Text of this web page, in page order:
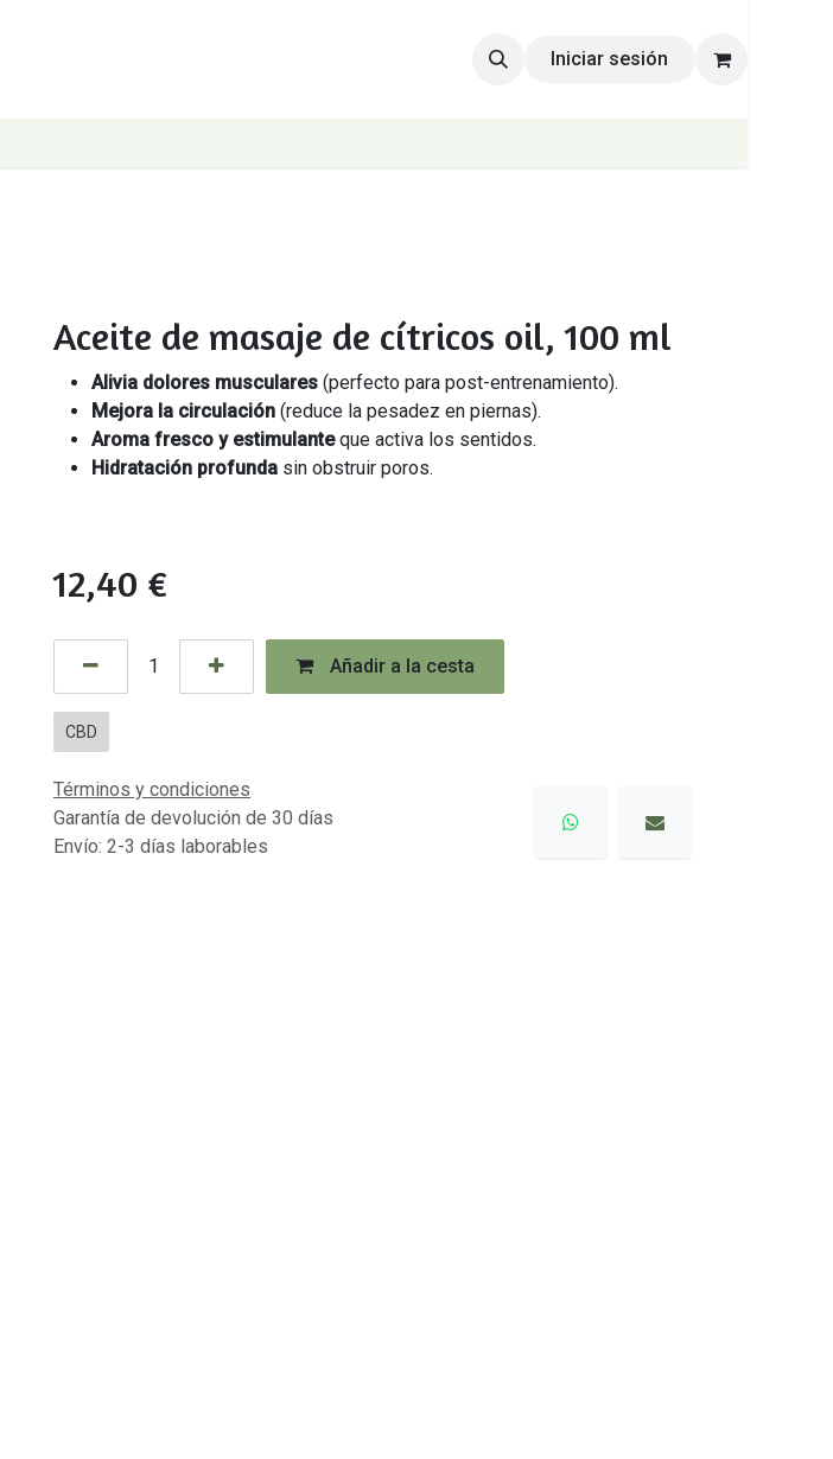
Iniciar sesión
Aceite de masaje de cítricos oil, 100 ml
Alivia dolores musculares (perfecto para post-entrenamiento).
Mejora la circulación (reduce la pesadez en piernas).
Aroma fresco y estimulanteque activa los sentidos.
Hidratación profunda sin obstruir poros.
12,40 €
Añadir a la cesta
CBD
Términos y condiciones
Garantía de devolución de 30 días
Envío: 2-3 días laborables